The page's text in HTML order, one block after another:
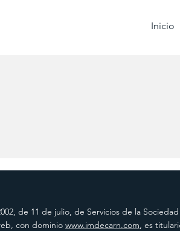
Inicio
de 11 de julio, de Servicios de la
con dominio www.imdecarn.com, es